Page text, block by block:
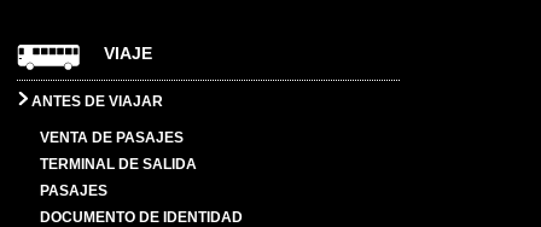
VIAJE
ANTES DE VIAJAR
VENTA DE PASAJES
TERMINAL DE SALIDA
PASAJES
DOCUMENTO DE IDENTIDAD